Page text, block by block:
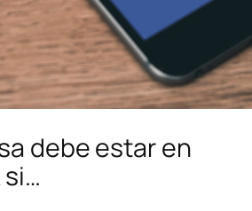
debe estar en
si…